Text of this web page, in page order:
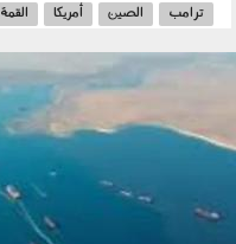
ترامب الصين أمريكا القمة
140501.jpg